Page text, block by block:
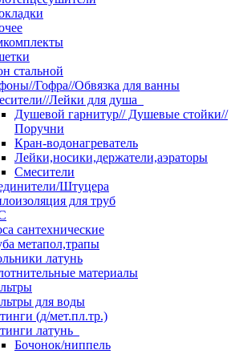
стальной
Гофра//Обвязка для ванны
Лейки для душа
Душевой гарнитур// Душевые стойки//
Поручни
Кран-водонагреватель
Лейки,носики,держатели,аэраторы
Смесители
Штуцера
для труб
сантехнические
метапол,трапы
латунь
материалы
для воды
(д/мет.пл.тр.)
латунь
Бочонок/ниппель